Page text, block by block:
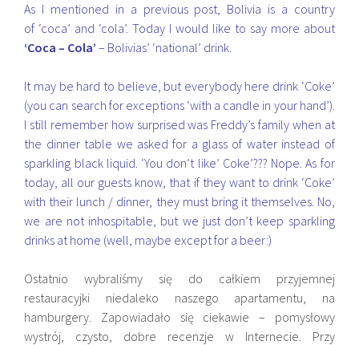
As I mentioned in a previous post, Bolivia is a country
of ‘coca’ and ‘cola’. Today I would like to say more about
‘Coca – Cola’ – Bolivias’ ‘national’ drink.
It may be hard to believe, but everybody here drink ‘Coke’
(you can search for exceptions ‘with a candle in your hand’).
I still remember how surprised was Freddy’s family when at
the dinner table we asked for a glass of water instead of
sparkling black liquid. ‘You don’t like’ Coke’??? Nope. As for
today, all our guests know, that if they want to drink ‘Coke’
with their lunch / dinner, they must bring it themselves. No,
we are not inhospitable, but we just don’t keep sparkling
drinks at home (well, maybe except for a beer:)
Ostatnio wybraliśmy się do całkiem przyjemnej
restauracyjki niedaleko naszego apartamentu, na
hamburgery. Zapowiadało się ciekawie – pomysłowy
wystrój, czysto, dobre recenzje w Internecie. Przy